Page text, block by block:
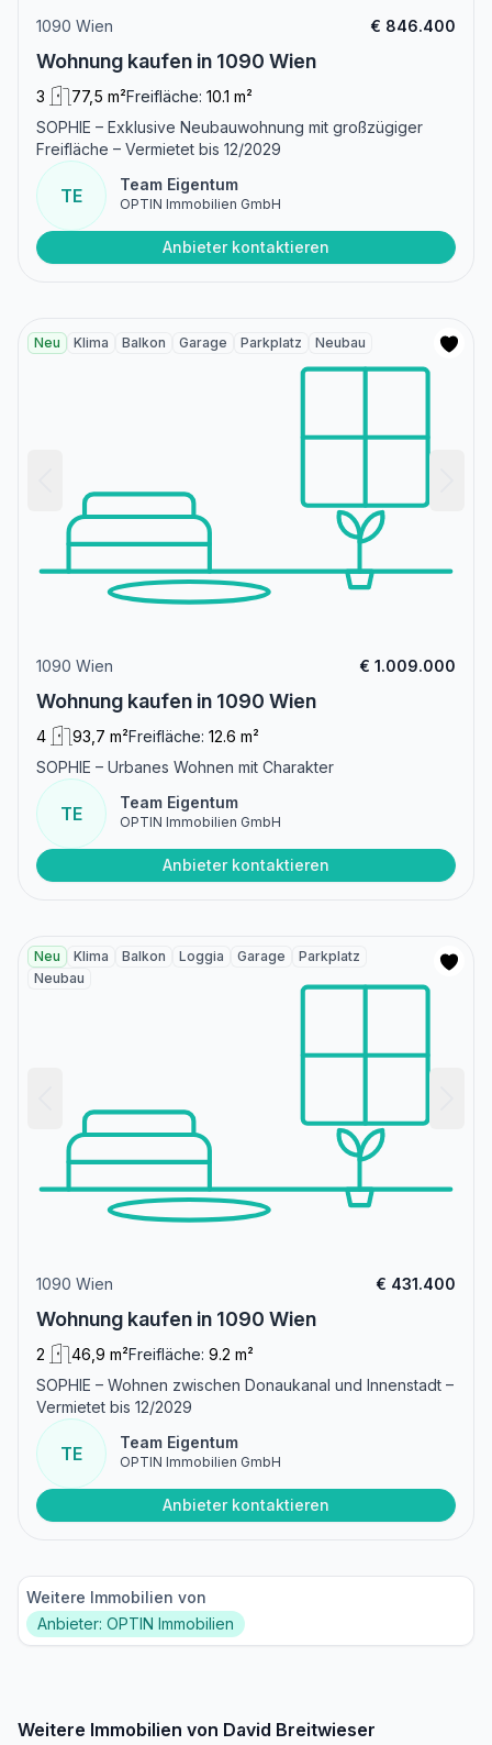
1090 Wien € 846.400
Wohnung kaufen in 1090 Wien
3 77,5 m²Freifläche: 10.1 m²
SOPHIE – Exklusive Neubauwohnung mit großzügiger
Freifläche – Vermietet bis 12/2029
TE
Team Eigentum
OPTIN Immobilien GmbH
Anbieter kontaktieren
Neu Klima Balkon Garage Parkplatz Neubau
1090 Wien € 1.009.000
Wohnung kaufen in 1090 Wien
4 93,7 m²Freifläche: 12.6 m²
SOPHIE – Urbanes Wohnen mit Charakter
TE
Team Eigentum
OPTIN Immobilien GmbH
Anbieter kontaktieren
Neu Klima Balkon Loggia Garage
Parkplatz
Neubau
1090 Wien € 431.400
Wohnung kaufen in 1090 Wien
2 46,9 m²Freifläche: 9.2 m²
SOPHIE – Wohnen zwischen Donaukanal und Innenstadt –
Vermietet bis 12/2029
TE
Team Eigentum
OPTIN Immobilien GmbH
Anbieter kontaktieren
Weitere Immobilien von
Anbieter: OPTIN Immobilien
Weitere Immobilien von David Breitwieser